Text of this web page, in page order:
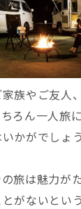
族やご友人
ろん一人旅
かがでしょう
旅は魅力が
がないとい